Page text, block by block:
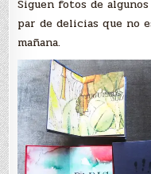
Siguen fotos de
par de delicias que no
mañana.